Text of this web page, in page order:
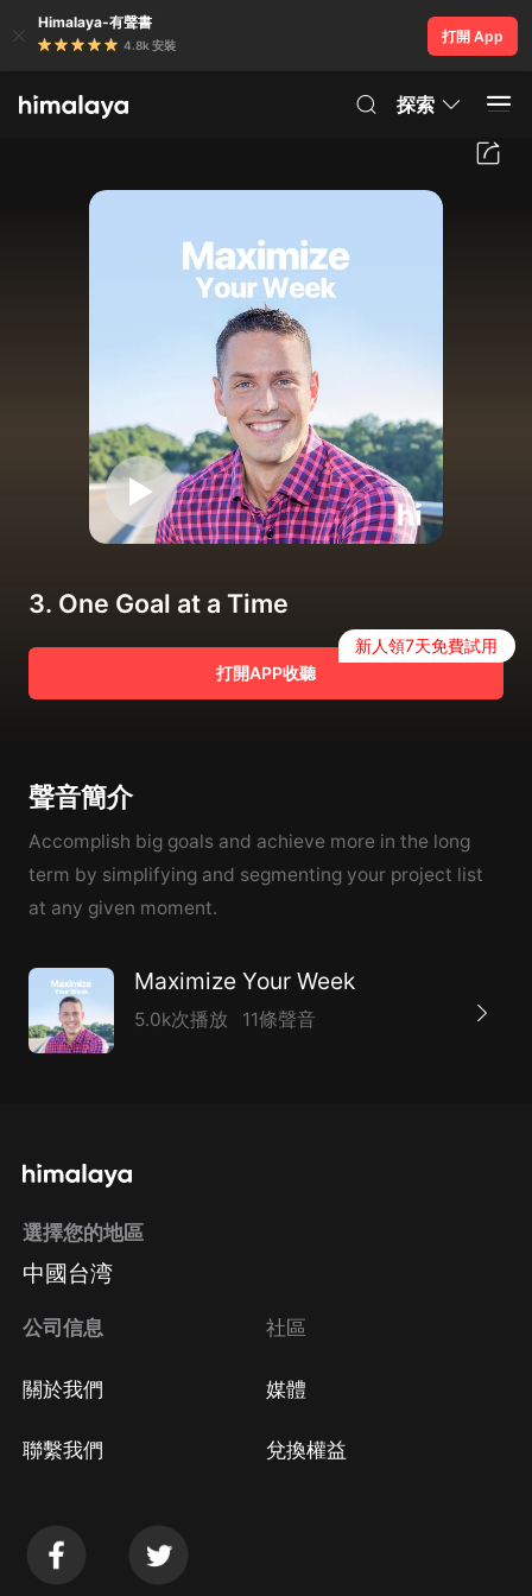
Himalaya-有聲書
4.8k 安裝
打開 App
探索
3. One Goal at a Time
打開APP收聽
新人領7天免費試用
聲音簡介
Accomplish big goals and achieve more in the long
term by simplifying and segmenting your project list
at any given moment.
Maximize Your Week
5.0k次播放 11條聲音
選擇您的地區
中國台湾
公司信息
關於我們
聯繫我們
社區
媒體
兌換權益